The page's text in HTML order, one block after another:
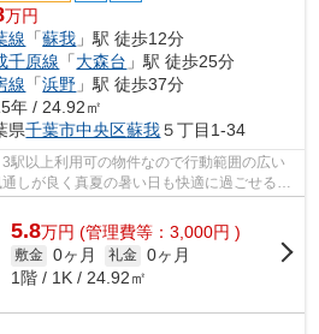
万円
線 「蘇我 」駅 徒歩12分
千原線 「大森台 」駅 徒歩25分
線 「浜野 」駅 徒歩37分
年 / 24.92㎡
県千葉市中央区蘇我５丁目1-34
駅以上利用可の物件なので行動範囲の広い
しが良く真夏の暑い日も快適に過ごせる物
報：「...
5.8万円 (管理費等：3,000円 )
敷金 0ヶ月 礼金 0ヶ月
1階 / 1K / 24.92㎡